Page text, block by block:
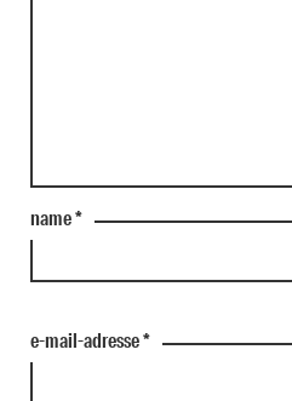
name*
e-mail-adresse*